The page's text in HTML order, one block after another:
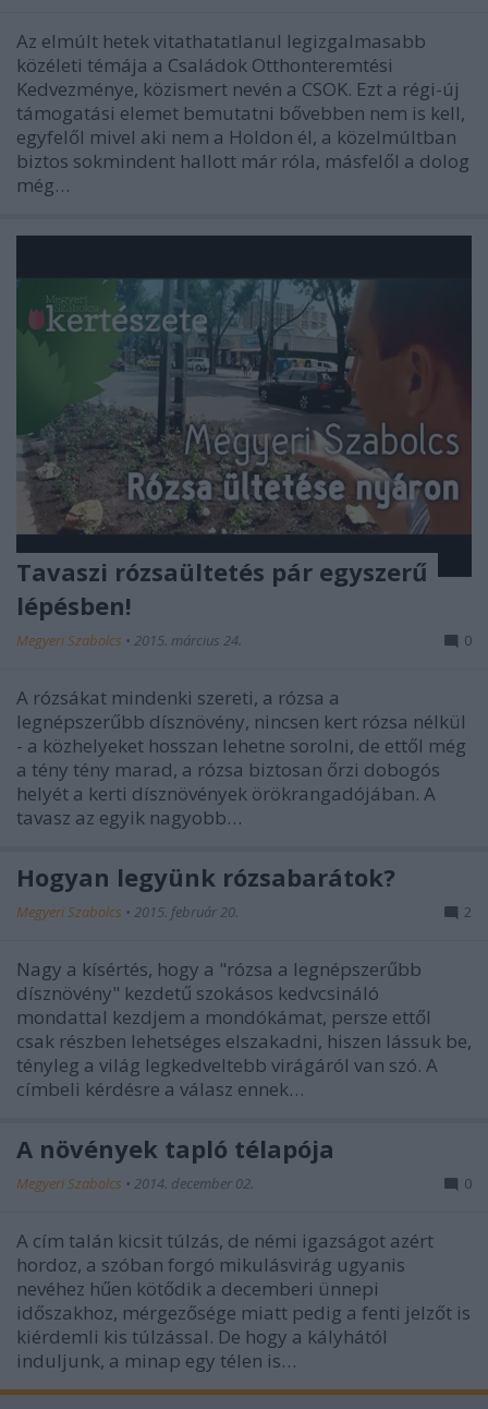
Az elmúlt hetek vitathatatlanul legizgalmasabb
közéleti témája a Családok Otthonteremtési
Kedvezménye, közismert nevén a CSOK. Ezt a régi-új
támogatási elemet bemutatni bővebben nem is kell,
egyfelől mivel aki nem a Holdon él, a közelmúltban
biztos sokmindent hallott már róla, másfelől a dolog
még…
Tavaszi rózsaültetés pár egyszerű
lépésben!
Megyeri Szabolcs • 2015. március 24. 0
A rózsákat mindenki szereti, a rózsa a
legnépszerűbb dísznövény, nincsen kert rózsa nélkül
- a közhelyeket hosszan lehetne sorolni, de ettől még
a tény tény marad, a rózsa biztosan őrzi dobogós
helyét a kerti dísznövények örökrangadójában. A
tavasz az egyik nagyobb…
Hogyan legyünk rózsabarátok?
Megyeri Szabolcs • 2015. február 20. 2
Nagy a kísértés, hogy a "rózsa a legnépszerűbb
dísznövény" kezdetű szokásos kedvcsináló
mondattal kezdjem a mondókámat, persze ettől
csak részben lehetséges elszakadni, hiszen lássuk be,
tényleg a világ legkedveltebb virágáról van szó. A
címbeli kérdésre a válasz ennek…
A növények tapló télapója
Megyeri Szabolcs • 2014. december 02. 0
A cím talán kicsit túlzás, de némi igazságot azért
hordoz, a szóban forgó mikulásvirág ugyanis
nevéhez hűen kötődik a decemberi ünnepi
időszakhoz, mérgezősége miatt pedig a fenti jelzőt is
kiérdemli kis túlzással. De hogy a kályhától
induljunk, a minap egy télen is…